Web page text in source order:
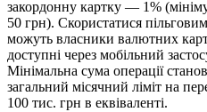
закордонну картку — 1%
50 грн). Скористатися
можуть власники валютних
доступні через мобільний
Мінімальна сума операції
загальний місячний ліміт на
100 тис. грн в еквіваленті.